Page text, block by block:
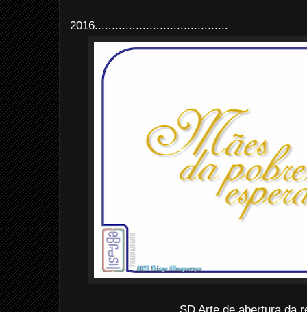
2016.......................................